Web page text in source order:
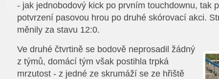
- jak jednobodový kick po prvním touchdownu, tak
potvrzení pasovou hrou po druhé skórovací akci.
měnily za stavu 12:0.
Ve druhé čtvrtině se bodově neprosadil žádný
z týmů, domácí tým však postihla trpká
mrzutost - z jedné ze skrumáží se ze hřiště